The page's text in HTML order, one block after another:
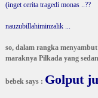
(inget cerita tragedi monas ..??
nauzubillahiminzalik ...
so, dalam rangka
maraknya Pilkada yang
bebek says : Golput